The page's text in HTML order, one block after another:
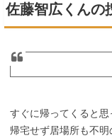
佐藤智広くんの
すぐに帰ってくると
帰宅せず居場所も不